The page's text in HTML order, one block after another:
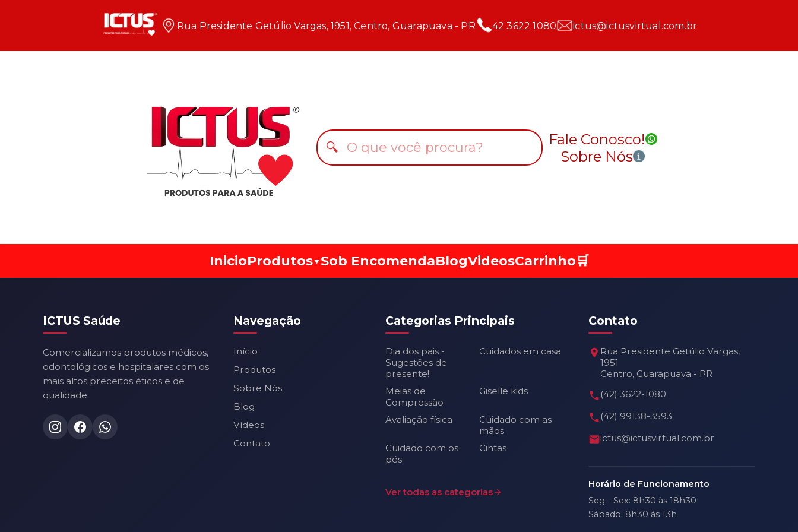
Rua Presidente Getúlio Vargas, 1951, Centro, Guarapuava - PR 42 3622 1080 ictus@ictusvirtual.com.br
🔍
Fale Conosco!
Sobre Nós
InicioProdutos▼ Sob EncomendaBlogVideosCarrinho🛒
ICTUS Saúde
Comercializamos produtos médicos,
odontológicos e hospitalares com os
mais altos preceitos éticos e de
qualidade.
Navegação
Início
Produtos
Sobre Nós
Blog
Vídeos
Contato
Categorias Principais
Dia dos pais -
Sugestões de
presente!
Cuidados em casa
Meias de
Compressão
Giselle kids
Avaliação física
Cuidado com as
mãos
Cuidado com os
pés
Cintas
Ver todas as categorias
Contato
Rua Presidente Getúlio Vargas,
1951
Centro, Guarapuava - PR
(42) 3622-1080
(42) 99138-3593
ictus@ictusvirtual.com.br
Horário de Funcionamento
Seg - Sex: 8h30 às 18h30
Sábado: 8h30 às 13h